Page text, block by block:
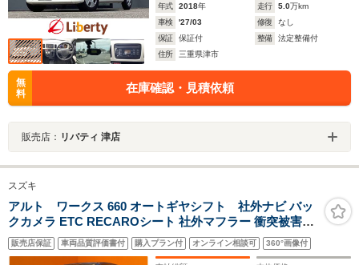
年式 2018年 走行 5.0万km
車検
'27/03 修復
なし
保証
保証付 整備
法定整備付
住所
三重県津市
無
料
在庫確認・見積依頼
販売店： リバティ 津店
スズキ
アルト ワークス 660 オートギヤシフト 社外ナビ バッ
クカメラ ETC RECAROシート 社外マフラー 衝突被害軽
減ブレーキ 純正アルミホイール フォグライト スマートキ
ー ステアリングリモコン オートライト 電動格納ドアミラ
販売店保証 車両品質評価書付 購入プラン付 オンライン相談可 360°画像付